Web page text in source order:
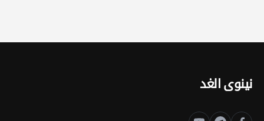
نينوى الغد